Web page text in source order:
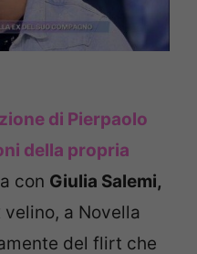
di Pierpaolo
della propria
con Giulia Salemi,
velino, a Novella
del flirt che